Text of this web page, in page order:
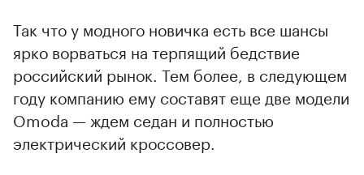
Так что у модного новичка есть все шансы
ярко ворваться на терпящий бедствие
российский рынок. Тем более, в следующем
году компанию ему составят еще две модели
Omoda — ждем седан и полностью
электрический кроссовер.